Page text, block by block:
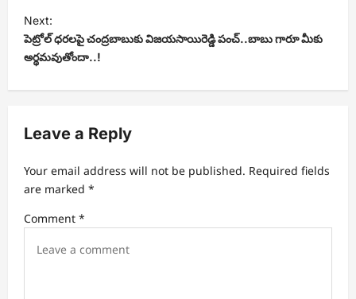
s
t
n
a
i
a
i
Next:
పెట్రోల్ ధరలపై చంద్రబాబుకు విజయసాయిరెడ్డి పంచ్..బాబు గారూ మీకు
అర్థమవుతోందా..!
Leave a Reply
Your email address will not be published. Required fields
are marked *
Comment *